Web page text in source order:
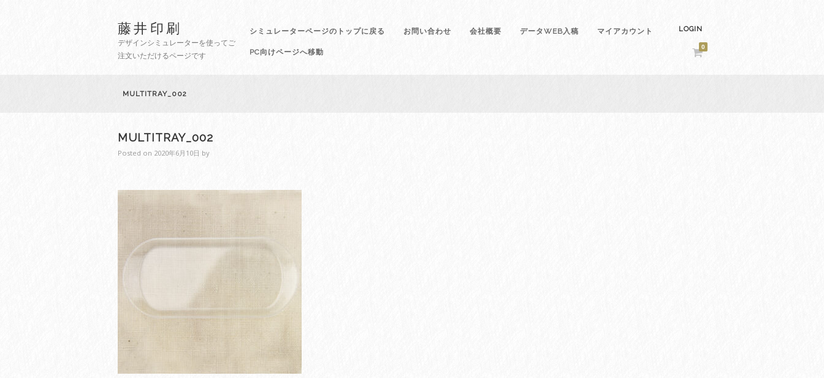
藤井印刷
デザインシミュレーターを使ってご
注文いただけるページです
シミュレーターページのトップに戻る お問い合わせ 会社概要 データWEB入稿 マイアカウント
PC向けページへ移動
LOGIN
0
MULTITRAY_002
MULTITRAY_002
Posted on 2020年6月10日 by